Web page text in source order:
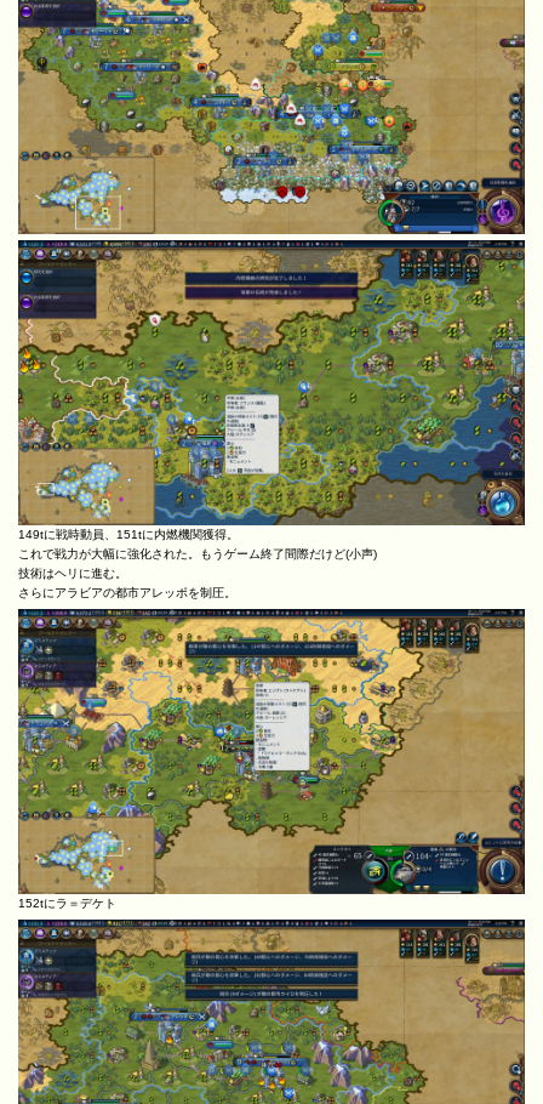
149tに戦時動員、151tに内燃機関獲得。
これで戦力が大幅に強化された。もうゲーム終了間際だけど(小声)
技術はヘリに進む。
さらにアラビアの都市アレッポを制圧。
152tにラ＝デケト